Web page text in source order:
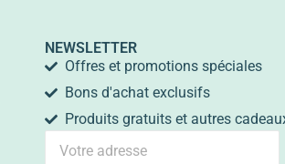
NEWSLETTER
Offres et promotions spéciales
Bons d'achat exclusifs
Produits gratuits et autres